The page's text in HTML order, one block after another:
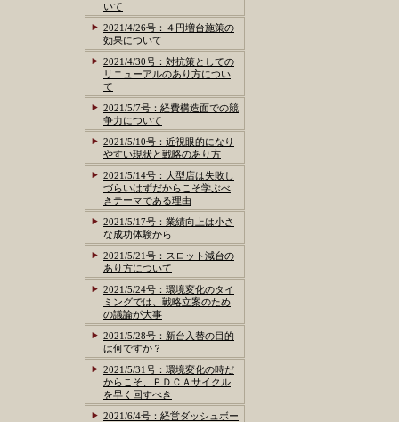
いて
2021/4/26号：４円増台施策の
効果について
2021/4/30号：対抗策としての
リニューアルのあり方につい
て
2021/5/7号：経費構造面での競
争力について
2021/5/10号：近視眼的になり
やすい現状と戦略のあり方
2021/5/14号：大型店は失敗し
づらいはずだからこそ学ぶべ
きテーマである理由
2021/5/17号：業績向上は小さ
な成功体験から
2021/5/21号：スロット減台の
あり方について
2021/5/24号：環境変化のタイ
ミングでは、戦略立案のため
の議論が大事
2021/5/28号：新台入替の目的
は何ですか？
2021/5/31号：環境変化の時だ
からこそ、ＰＤＣＡサイクル
を早く回すべき
2021/6/4号：経営ダッシュボー